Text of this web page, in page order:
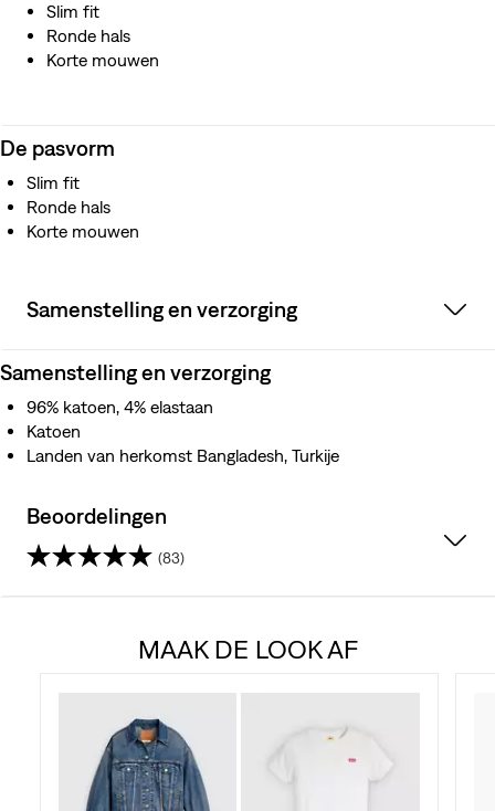
Slim fit
Ronde hals
Korte mouwen
De pasvorm
Slim fit
Ronde hals
Korte mouwen
Samenstelling en verzorging
Samenstelling en verzorging
96% katoen, 4% elastaan
Katoen
Landen van herkomst Bangladesh, Turkije
Beoordelingen
(83)
sterren.
MAAK DE LOOK AF